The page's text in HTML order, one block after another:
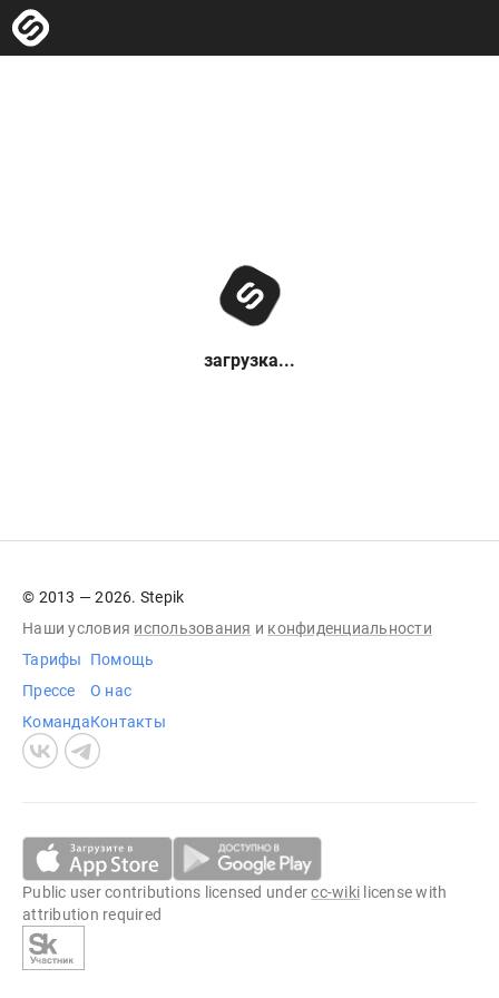
загрузка...
© 2013 — 2026. Stepik
Наши условия использования и конфиденциальности
Тарифы
Прессе
Команда
Помощь
О нас
Контакты
Public user contributions licensed undercc-wiki license with
attribution required